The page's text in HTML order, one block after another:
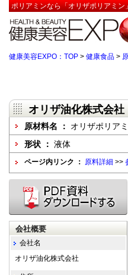
ポリアミンなら「オリザポリアミ
健康美容EXPO：TOP > 健康食品 >
オリザ油化株式会社
原材料名 ： オリザポリア
形状 ： 液体
ページ内リンク ： 原料詳細 >>
会社概要
会社名
オリザ油化株式会社